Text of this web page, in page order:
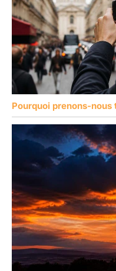
Pourquoi prenons-nous